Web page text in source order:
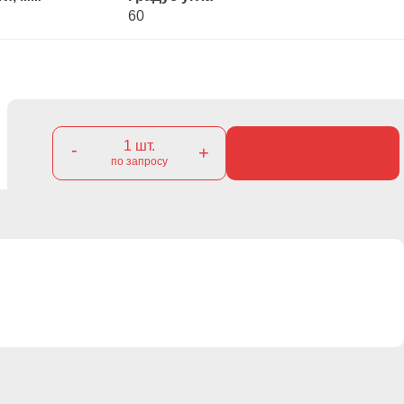
60
- 1 шт.
по запросу +